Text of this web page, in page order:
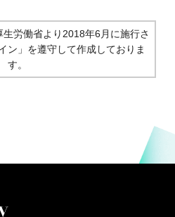
労働省より2018年6月に施行さ
ン」を遵守して作成しておりま
す。